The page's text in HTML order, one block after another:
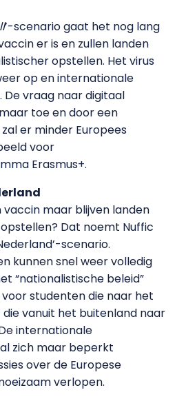
’-scenario gaat het nog lang
er is en zullen landen
opstellen. Het virus
op en internationale
De vraag naar digitaal
toe en door een
er minder Europees
voor
Erasmus+.
vaccin maar blijven landen
Dat noemt Nuffic
scenario.
kunnen snel weer volledig
“nationalistische beleid”
studenten die naar het
vanuit het buitenland naar
internationale
zich maar beperkt
over de Europese
verlopen.